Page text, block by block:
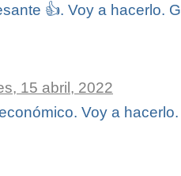
👍. Voy a hacerlo.
15 abril, 2022
Voy a